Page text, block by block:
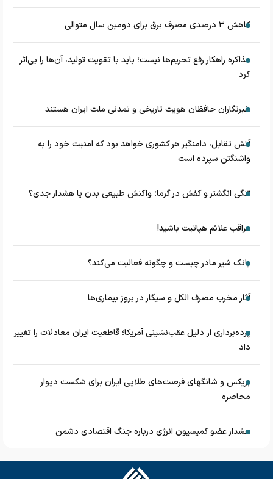
کاهش ۳ درصدی مصرف برق برای دومین سال متوالی
مذاکره راهکار رفع تحریم‌ها نیست؛ باید با تقویت تولید، آن‌ها را بی‌اثر
کرد
خبرنگاران حافظان هویت تاریخی و تمدنی ملت ایران هستند
آتش تقابل، دامنگیر هر کشوری خواهد بود که امنیت خود را به
واشنگتن سپرده است
تنگی انگشتر و کفش در گرما؛ واکنش طبیعی بدن یا هشدار جدی؟
مراقب علائم هپاتیت باشید!
بانک شیر مادر چیست و چگونه فعالیت می‌کند؟
آثار مخرب مصرف الکل و سیگار در بروز بیماری‌ها
پرده‌برداری از دلیل عقب‌نشینی آمریکا؛ قاطعیت ایران معادلات را تغییر
داد
بریکس و شانگهای فرصت‌های طلایی ایران برای شکست دیوار
محاصره
هشدار عضو کمیسیون انرژی درباره جنگ اقتصادی دشمن